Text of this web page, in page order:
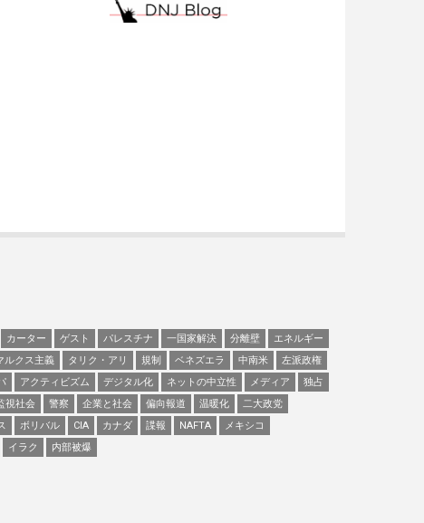
カーター ゲスト パレスチナ 一国家解決 分離壁
エネルギー
ルクス主義 タリク・アリ 規制 ベネズエラ 中南米
左派政権
アクティビズム デジタル化 ネットの中立性 メディア
独占
視社会 警察 企業と社会 偏向報道 温暖化
二大政党
ボリバル CIA カナダ 諜報 NAFTA
メキシコ
イラク 内部被爆